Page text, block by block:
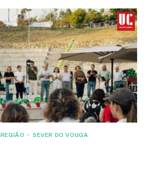
REGIÃO SEVER DO VOUGA